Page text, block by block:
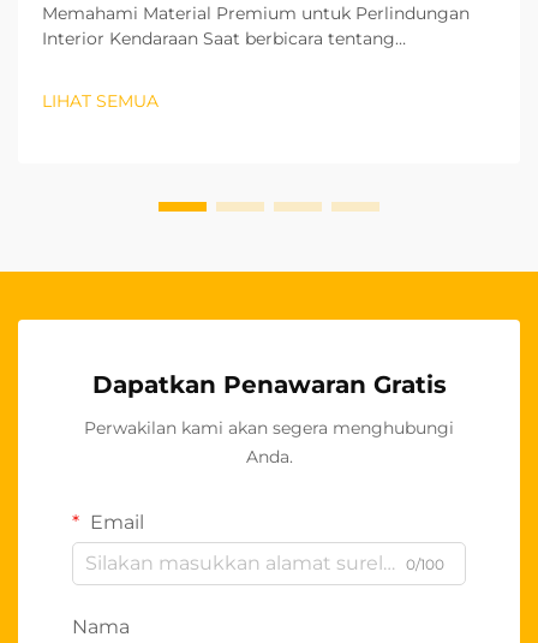
Memahami Material Premium untuk Perlindungan
Interior Kendaraan Saat berbicara tentang
membuat perbedaan besar dalam hal estetika
LIHAT SEMUA
Dapatkan Penawaran Gratis
Perwakilan kami akan segera menghubungi
Anda.
Email
0/100
Nama